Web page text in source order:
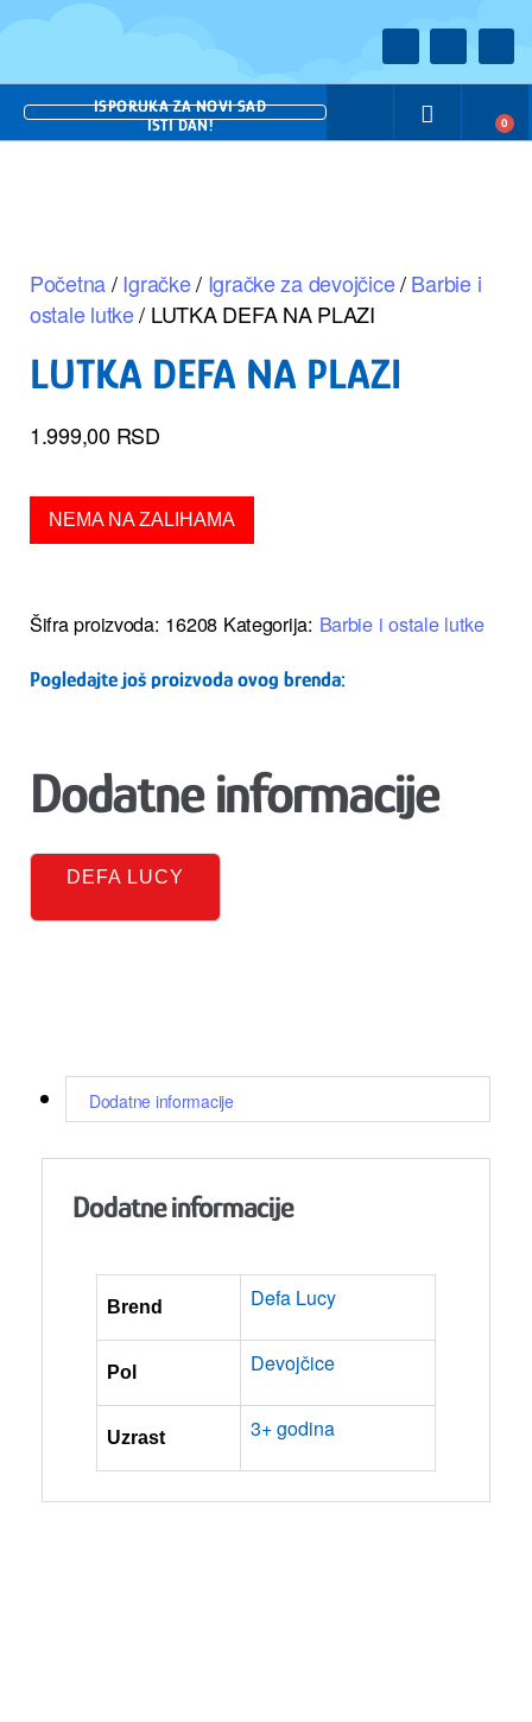
ISPORUKA ZA NOVI SAD
ISTI DAN!
0
Početna/Igračke/ Igračke za devojčice/Barbie i
ostale lutke/ LUTKA DEFA NA PLAZI
LUTKA DEFA NA PLAZI
1.999,00 RSD
NEMA NA ZALIHAMA
Šifra proizvoda: 16208 Kategorija: Barbie i ostale lutke
Pogledajte još proizvoda ovog brenda:
Dodatne informacije
DEFA LUCY
Dodatne informacije
Dodatne informacije
Brend Defa Lucy
Pol Devojčice
Uzrast 3+ godina